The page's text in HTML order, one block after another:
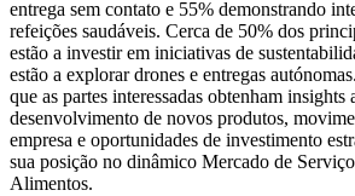
entrega sem contato e 55% demonstrando
refeições saudáveis. Cerca de 50% dos
estão a investir em iniciativas de
estão a explorar drones e entregas
que as partes interessadas obtenham insights
desenvolvimento de novos produtos,
empresa e oportunidades de investimento
sua posição no dinâmico Mercado de
Alimentos.